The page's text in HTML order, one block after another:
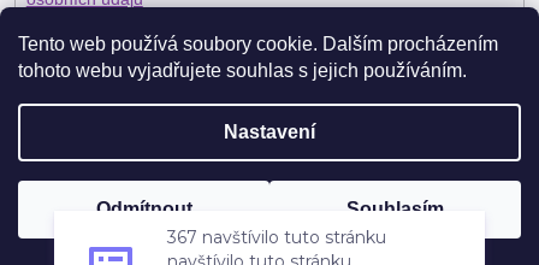
Tento web používá soubory cookie. Dalším procházením
tohoto webu vyjadřujete souhlas s jejich používáním.
Nastavení
Odmítnout Souhlasím
🎁 **Zaregistrujte se a získejte stálou slevu 5 % na každý nákup.**
PŘIHLÁSIT SE
Vytvořil Shoptet
Copyright 2026Brillbird Vary . Všechna práva vyhrazena.
navštívilo tuto stránku